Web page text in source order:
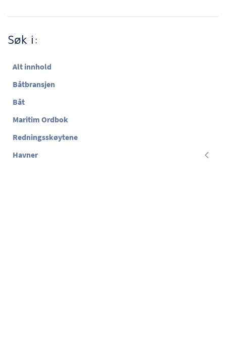
Søk i:
Alt innhold
Båtbransjen
Båt
Maritim Ordbok
Redningsskøytene
Havner